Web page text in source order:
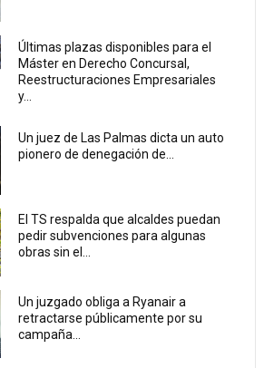
Últimas plazas disponibles para el
Máster en Derecho Concursal,
Reestructuraciones Empresariales
y...
Un juez de Las Palmas dicta un auto
pionero de denegación de...
El TS respalda que alcaldes puedan
pedir subvenciones para algunas
obras sin el...
Un juzgado obliga a Ryanair a
retractarse públicamente por su
campaña...